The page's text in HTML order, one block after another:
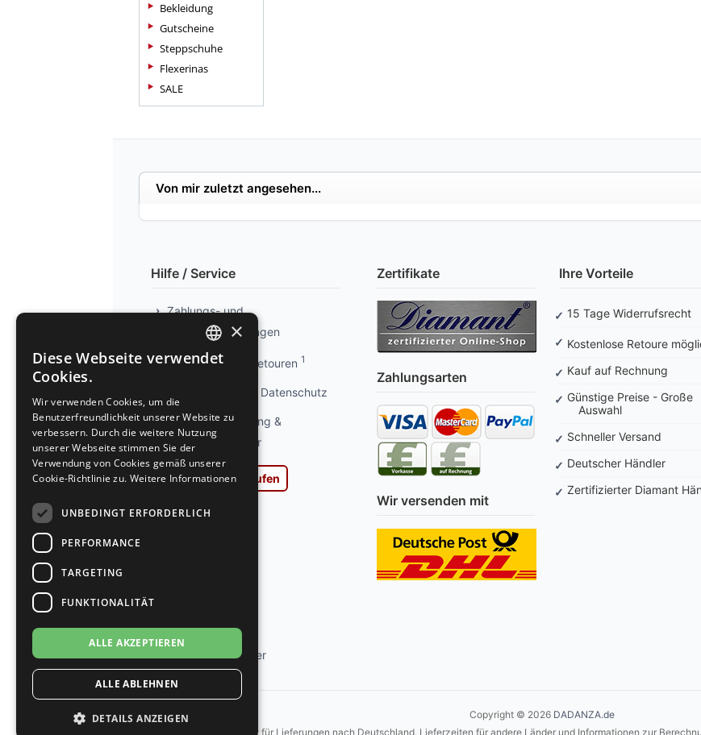
Bekleidung
Gutscheine
Steppschuhe
Flexerinas
SALE
Von mir zuletzt angesehen...
Hilfe / Service
Zahlungs- und
Versandbedingungen
Info kostenlose Retouren 1
Privatsphäre und Datenschutz
Widerrufsbelehrung &
Widerrufsformular
Vertrag widerrufen
AGB
Jobs
Tanzschuh Berater
Zertifikate
Zahlungsarten
Wir versenden mit
Ihre Vorteile
15 Tage Widerrufsrecht
Kostenlose Retoure
Kauf auf Rechnung
Günstige Preise - Große
Auswahl
Schneller Versand
Deutscher Händler
Zertifizierter Diamant
Copyright © 2026 DADANZA.de
*Gilt für Lieferungen nach Deutschland. Lieferzeiten für andere Länder und Informationen zur
GERMAN
×
Diese Webseite verwendet
Cookies.
Wir verwenden Cookies, um die
Benutzerfreundlichkeit unserer Website zu
verbessern. Durch die weitere Nutzung
unserer Webseite stimmen Sie der
Verwendung von Cookies gemäß unserer
Cookie-Richtlinie zu. Weitere Informationen
UNBEDINGT ERFORDERLICH
PERFORMANCE
TARGETING
FUNKTIONALITÄT
ALLE AKZEPTIEREN
ALLE ABLEHNEN
DETAILS ANZEIGEN